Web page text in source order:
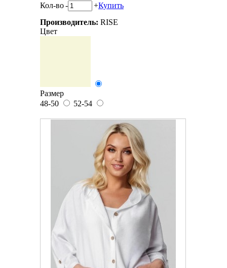
Кол-во- +Купить
Производитель: RISE
Цвет
Размер
48-50
52-54